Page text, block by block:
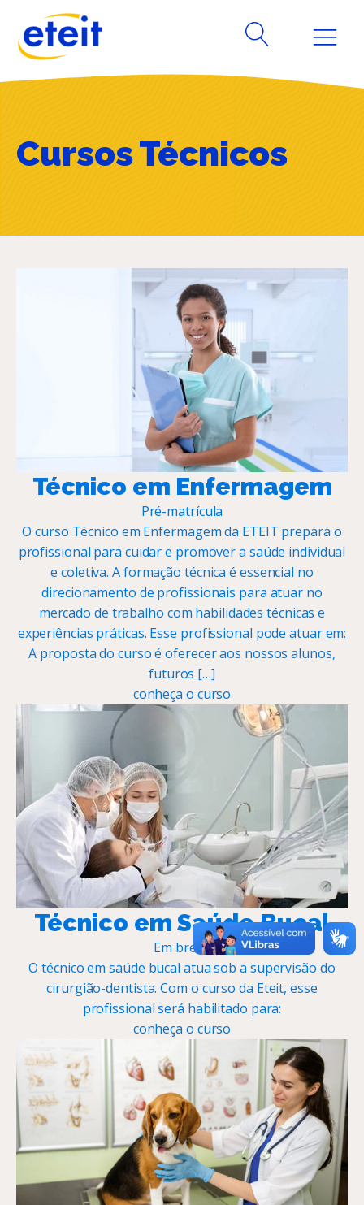
Cursos Técnicos
Técnico em Enfermagem
Pré-matrícula
O curso Técnico em Enfermagem da ETEIT prepara o
profissional para cuidar e promover a saúde individual
e coletiva. A formação técnica é essencial no
direcionamento de profissionais para atuar no
mercado de trabalho com habilidades técnicas e
experiências práticas. Esse profissional pode atuar em:
A proposta do curso é oferecer aos nossos alunos,
futuros […]
conheça o curso
Técnico em Saúde Bucal
Em breve
O técnico em saúde bucal atua sob a supervisão do
cirurgião-dentista. Com o curso da Eteit, esse
profissional será habilitado para:
conheça o curso